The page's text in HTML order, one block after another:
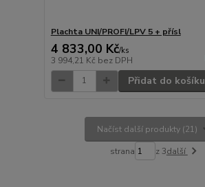
Plachta UNI/PROFI/LPV 5 + přísl
4 833,00 Kč/ks
3 994,21 Kč bez DPH
Přidat do košíku
Načíst další produkty (21)
strana z 3další